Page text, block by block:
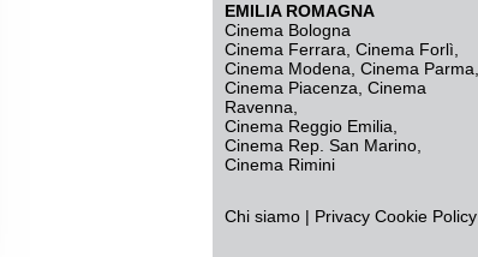
EMILIA ROMAGNA
Cinema Bologna
Cinema Ferrara Cinema Forlì
Cinema Modena Cinema Parma
Cinema Piacenza Cinema
Ravenna
Cinema Reggio Emilia
Cinema Rep. San Marino
Cinema Rimini
Chi siamo | Privacy Cookie Policy